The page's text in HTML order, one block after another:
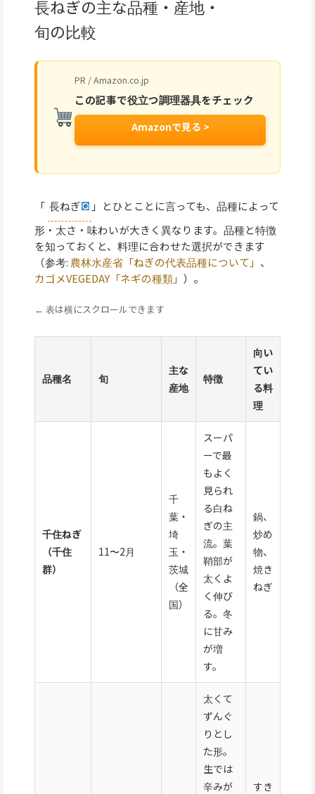
長ねぎの主な品種・産地・
旬の比較
PR / Amazon.co.jp
この記事で役立つ調理器具をチェック
Amazonで見る >
「 長ねぎ
」とひとことに言っても、品種によって
形・太さ・味わいが大きく異なります。品種と特徴
を知っておくと、料理に合わせた選択ができます
（参考: 農林水産省「ねぎの代表品種について」 、
カゴメVEGEDAY「ネギの種類」 ）。
← 表は横にスクロールできます
品種名 旬
主な
産地
特徴
向い
てい
る料
理
千住ねぎ
（千住
群）
11〜2月
千
葉・
埼
玉・
茨城
（全
国）
スーパ
ーで最
もよく
見られ
る白ね
ぎの主
流。葉
鞘部が
太くよ
く伸び
る。冬
に甘み
が増
す。
鍋、
炒め
物、
焼き
ねぎ
太くて
ずんぐ
りとし
た形。
生では
辛みが
すき